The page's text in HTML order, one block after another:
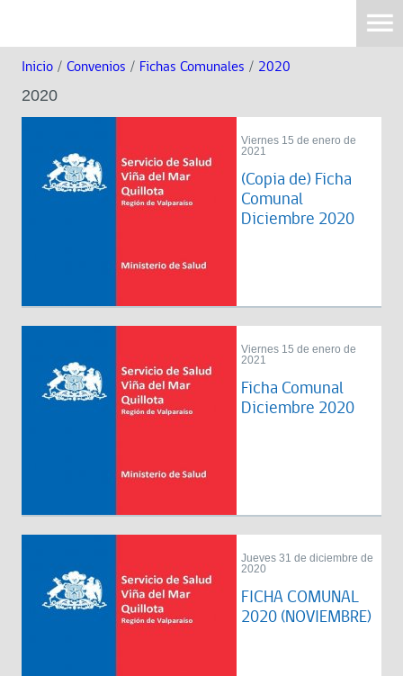
Inicio / Convenios / Fichas Comunales / 2020
2020
Viernes 15 de enero de
2021
(Copia de) Ficha
Comunal
Diciembre 2020
Viernes 15 de enero de
2021
Ficha Comunal
Diciembre 2020
Jueves 31 de diciembre de
2020
FICHA COMUNAL
2020 (NOVIEMBRE)